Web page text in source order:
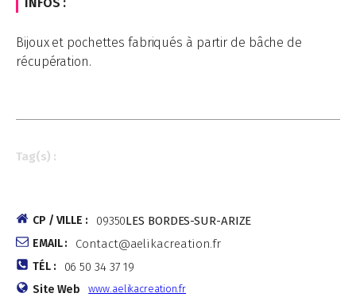
Bijoux et pochettes fabriqués à partir de bâche de
récupération.
Tag(s) :
CP / VILLE : 09350LES BORDES-SUR-ARIZE
EMAIL : Contact@aelikacreation.fr
TÉL : 06 50 34 37 19
Site Web www.aelikacreation.fr